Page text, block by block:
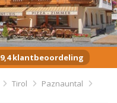
9,4 klantbeoordeling
Tirol
Paznauntal